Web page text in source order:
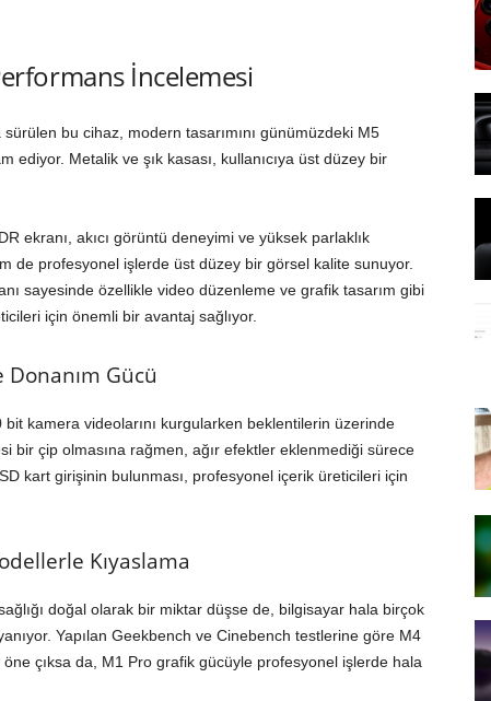
İncelemesi
bu cihaz, modern tasarımını günümüzdeki M5
ediyor. Metalik ve şık kasası, kullanıcıya üst düzey bir
ekranı, akıcı görüntü deneyimi ve yüksek parlaklık
de profesyonel işlerde üst düzey bir görsel kalite sunuyor.
sayesinde özellikle video düzenleme ve grafik tasarım gibi
için önemli bir avantaj sağlıyor.
Gücü
kamera videolarını kurgularken beklentilerin üzerinde
bir çip olmasına rağmen, ağır efektler eklenmediği sürece
kart girişinin bulunması, profesyonel içerik üreticileri için
Kıyaslama
doğal olarak bir miktar düşse de, bilgisayar hala birçok
Yapılan Geekbench ve Cinebench testlerine göre M4
çıksa da, M1 Pro grafik gücüyle profesyonel işlerde hala